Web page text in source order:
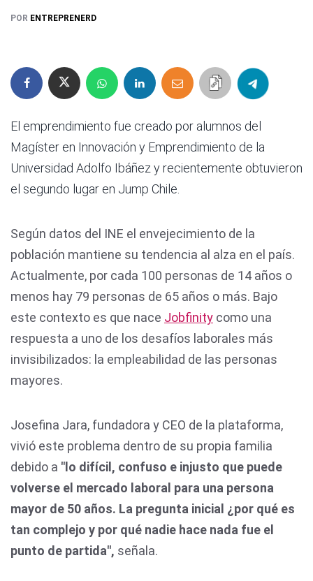
POR ENTREPRENERD
El emprendimiento fue creado por alumnos del
Magíster en Innovación y Emprendimiento de la
Universidad Adolfo Ibáñez y recientemente obtuvieron
el segundo lugar en Jump Chile.
Según datos del INE el envejecimiento de la
población mantiene su tendencia al alza en el país.
Actualmente, por cada 100 personas de 14 años o
menos hay 79 personas de 65 años o más. Bajo
este contexto es que nace Jobfinity como una
respuesta a uno de los desafíos laborales más
invisibilizados: la empleabilidad de las personas
mayores.
Josefina Jara, fundadora y CEO de la plataforma,
vivió este problema dentro de su propia familia
debido a "lo difícil, confuso e injusto que puede
volverse el mercado laboral para una persona
mayor de 50 años. La pregunta inicial ¿por qué es
tan complejo y por qué nadie hace nada fue el
punto de partida", señala.